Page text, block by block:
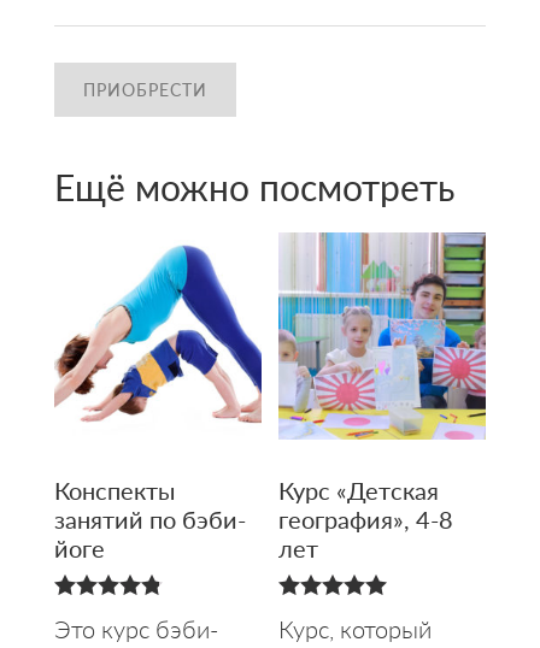
ПРИОБРЕСТИ
Ещё можно посмотреть
Конспекты
занятий по бэби-
йоге
из 5
Это курс бэби-
Курс «Детская
география», 4-8
лет
из 5
Курс, который